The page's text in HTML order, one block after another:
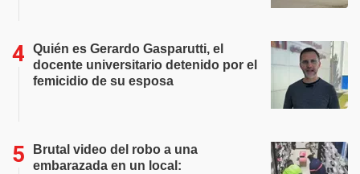
Quién es Gerardo Gasparutti, el
docente universitario detenido por el
femicidio de su esposa
Brutal video del robo a una
embarazada en un local: